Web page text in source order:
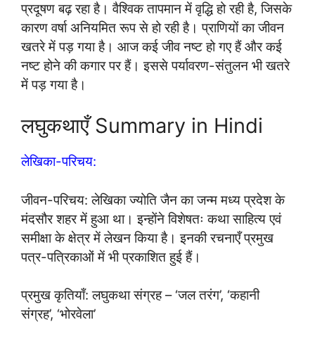
प्रदूषण बढ़ रहा है। वैश्विक तापमान में वृद्धि हो रही है, जिसके
कारण वर्षा अनियमित रूप से हो रही है। प्राणियों का जीवन
खतरे में पड़ गया है। आज कई जीव नष्ट हो गए हैं और कई
नष्ट होने की कगार पर हैं। इससे पर्यावरण-संतुलन भी खतरे
में पड़ गया है।
लघुकथाएँ Summary in Hindi
लेखिका-परिचय:
जीवन-परिचय: लेखिका ज्योति जैन का जन्म मध्य प्रदेश के
मंदसौर शहर में हुआ था। इन्होंने विशेषतः कथा साहित्य एवं
समीक्षा के क्षेत्र में लेखन किया है। इनकी रचनाएँ प्रमुख
पत्र-पत्रिकाओं में भी प्रकाशित हुई हैं।
प्रमुख कृतियाँ: लघुकथा संग्रह – ‘जल तरंग’, ‘कहानी
संग्रह’, ‘भोरवेला’